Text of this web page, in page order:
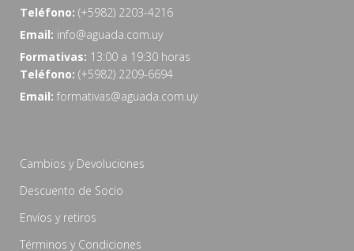
Teléfono: (+5982) 2203-4216
Email: info@aguada.com.uy
Formativas: 13:00 a 19:30 horas
Teléfono: (+5982) 2209-6694
Email: formativas@aguada.com.uy
Cambios y Devoluciones
Descuento de Socio
Envíos y retiros
Términos y Condiciones